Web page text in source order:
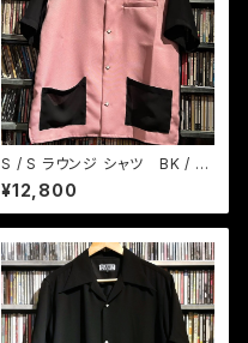
S / S ラウンジ シャツ BK / ピ
ンク
¥12,800